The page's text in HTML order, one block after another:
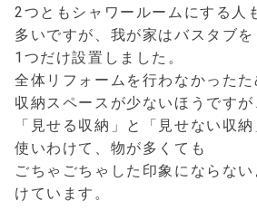
2つともシャワールームにする人
多いですが、我が家はバスタブを
1つだけ設置しました。
全体リフォームを行わなかったた
収納スペースが少ないほうですが
「見せる収納」と「見せない収納
使いわけて、物が多くても
ごちゃごちゃした印象にならな
けています。